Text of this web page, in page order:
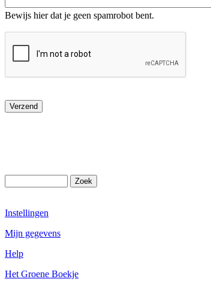
Bewijs hier dat je geen spamrobot bent.
Instellingen
Mijn gegevens
Help
Het Groene Boekje